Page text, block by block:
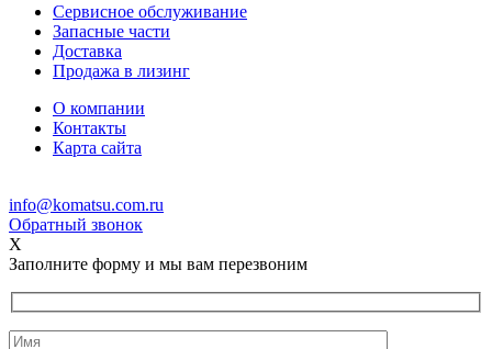
Сервисное обслуживание
Запасные части
Доставка
Продажа в лизинг
О компании
Контакты
Карта сайта
info@komatsu.com.ru
Обратный звонок
X
Заполните форму и мы вам перезвоним